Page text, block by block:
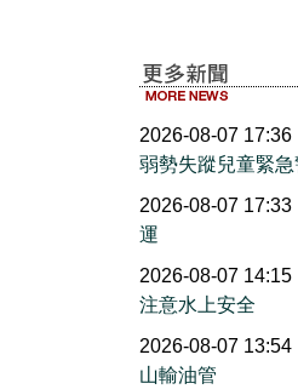
2026-08-07 17:36
弱勢失蹤兒童緊急
2026-08-07 17:33
運
2026-08-07 14:15
注意水上安全
2026-08-07 13:54
山輸油管